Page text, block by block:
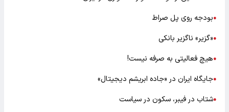
●بودجه روی پل صراط
●«گزیر» ناگزیر بانکی
●هیچ فعالیتی به صرفه نیست!
●جایگاه ایران در «جاده ابریشم دیجیتال»
●شتاب در فیبر، سکون در سیاست